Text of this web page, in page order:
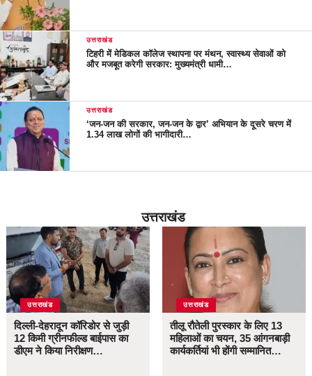
उत्तराखंड
टिहरी में मेडिकल कॉलेज स्थापना पर मंथन, स्वास्थ्य सेवाओं को
और मजबूत करेगी सरकार: मुख्यमंत्री धामी…
उत्तराखंड
‘जन-जन की सरकार, जन-जन के द्वार’ अभियान के दूसरे चरण में
1.34 लाख लोगों की भागीदारी…
उत्तराखंड
उत्तराखंड
दिल्ली-देहरादून कॉरिडोर से जुड़ी
12 किमी ग्रीनफील्ड बाईपास का
डीएम ने किया निरीक्षण…
उत्तराखंड
तीलू रौतेली पुरस्कार के लिए 13
महिलाओं का चयन, 35 आंगनबाड़ी
कार्यकर्तियां भी होंगी सम्मानित…